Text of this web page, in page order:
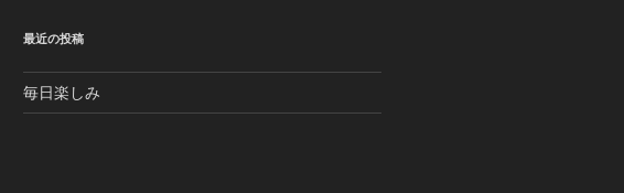
最近の投稿
毎日楽しみ